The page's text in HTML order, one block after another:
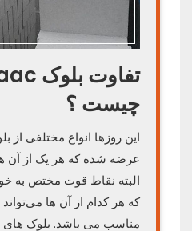
چیست ؟
این روزها انواع مختلفی از
عرضه شده که هر یک از آن
البته نقاط قوت مختص به
که هر کدام از آن ها